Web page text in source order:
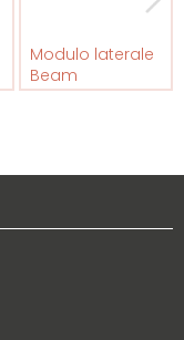
Modulo laterale
Beam